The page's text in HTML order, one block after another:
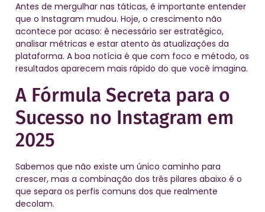
Antes de mergulhar nas táticas, é importante entender
que o Instagram mudou. Hoje, o crescimento não
acontece por acaso: é necessário ser estratégico,
analisar métricas e estar atento às atualizações da
plataforma. A boa notícia é que com foco e método, os
resultados aparecem mais rápido do que você imagina.
A Fórmula Secreta para o
Sucesso no Instagram em
2025
Sabemos que não existe um único caminho para
crescer, mas a combinação dos três pilares abaixo é o
que separa os perfis comuns dos que realmente
decolam.